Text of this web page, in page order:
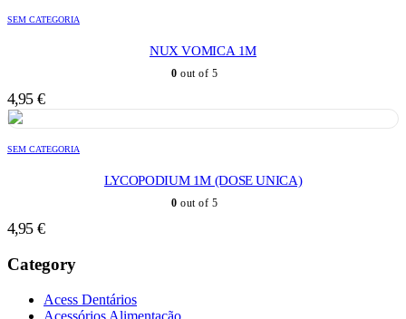
SEM CATEGORIA
NUX VOMICA 1M
0 out of 5
4,95 €
SEM CATEGORIA
LYCOPODIUM 1M (DOSE UNICA)
0 out of 5
4,95 €
Category
Acess Dentários
Acessórios Alimentação